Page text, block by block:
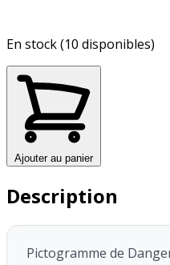
En stock (10 disponibles)
Ajouter au panier
Description
Pictogramme de